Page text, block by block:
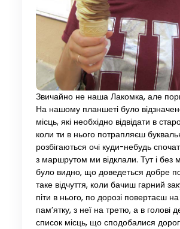
Звичайно не наша Лакомка, але
На нашому планшеті було
місць, які необхідно відвідати в
коли ти в нього потрапляєш
розбігаються очі куди-небудь
з маршрутом ми відклали. Тут і без
було видно, що доведеться добре
таке відчуття, коли бачиш гарний
піти в нього, по дорозі повертаєш
пам’ятку, з неї на третю, а в голові
список місць, що сподобалися